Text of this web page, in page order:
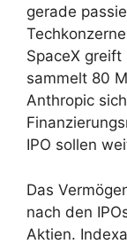
gerade
SpaceX
sammelt 80
Anthropic
IPO sollen
Das
nach den
Aktien.